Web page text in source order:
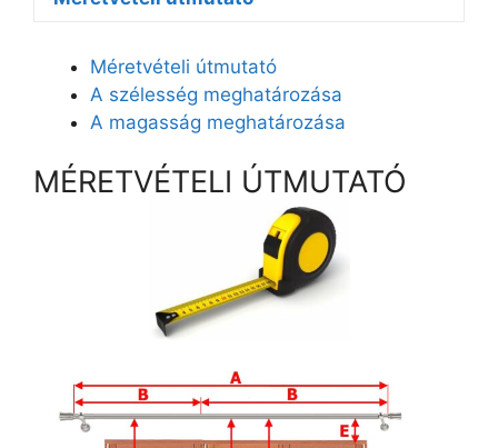
Méretvételi útmutató
A szélesség meghatározása
A magasság meghatározása
MÉRETVÉTELI ÚTMUTATÓ